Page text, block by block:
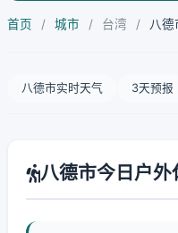
首页 / 城市 / 台湾 / 八
八德市实时天气 3天预报
八德市今日户